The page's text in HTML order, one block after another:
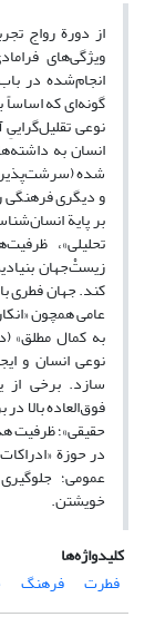
از دورة رواج
ویژگی‌های
انجام‌شده در
گونه‌ای که اساساً
نوعی
انسان به
شده (سرشت‌پذیر
و دیگری فرهنگی
بر پایة
تحلیلی»،
زیستْ‌جهان
کند. جهان فطری
عامی همچون
به کمال مطلق»
نوعی انسان و
سازد. برخی از
فوق‌العاده بالا
حقیقی»؛ ظرفیت
در حوزة
عمومی؛
خویشتن.
کلیدواژه‌ها
فطرت
فرهنگ